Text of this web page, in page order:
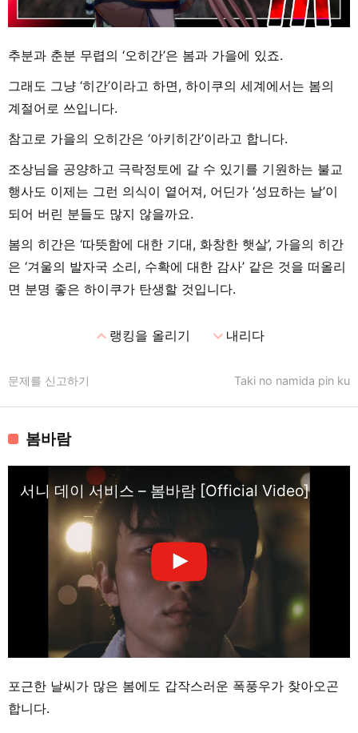
추분과 춘분 무렵의 ‘오히간’은 봄과 가을에 있죠.
그래도 그냥 ‘히간’이라고 하면, 하이쿠의 세계에서는 봄의
계절어로 쓰입니다.
참고로 가을의 오히간은 ‘아키히간’이라고 합니다.
조상님을 공양하고 극락정토에 갈 수 있기를 기원하는 불교
행사도 이제는 그런 의식이 옅어져, 어딘가 ‘성묘하는 날’이
되어 버린 분들도 많지 않을까요.
봄의 히간은 ‘따뜻함에 대한 기대, 화창한 햇살’, 가을의 히간
은 ‘겨울의 발자국 소리, 수확에 대한 감사’ 같은 것을 떠올리
면 분명 좋은 하이쿠가 탄생할 것입니다.
expand_less랭킹을 올리기 expand_more내리다
Taki no namida pin ku
문제를 신고하기
봄바람
서니 데이 서비스 – 봄바람 [Official Video]
포근한 날씨가 많은 봄에도 갑작스러운 폭풍우가 찾아오곤
합니다.